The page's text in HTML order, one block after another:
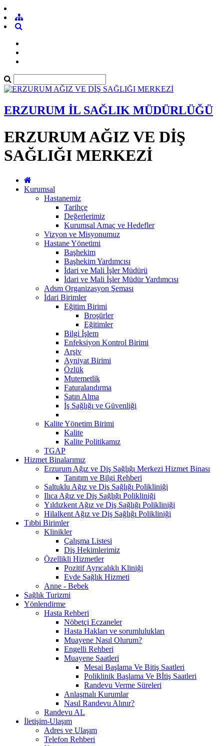
ERZURUM İL SAĞLIK MÜDÜRLÜĞÜ
ERZURUM AĞIZ VE DİŞ
SAĞLIĞI MERKEZİ
Kurumsal
Hastanemiz
Tarihçe
Değerlerimiz
Kurumsal Amaç ve Hedefler
Vizyon ve Misyonumuz
Hastane Yönetimi
Başhekim
Başhekim Yardımcısı
İdari ve Mali İşler Müdürü
İdari ve Mali İşler Müdür Yardımcısı
Adsm Organizasyon Şeması
İdari Birimler
Eğitim Birimi
Broşürler
Eğitimler
Bilgi İşlem
Enfeksiyon Kontrol Birimi
Arşiv
Ayniyat Birimi
Özlük
Mutemetlik
Faturalandırma
Satın Alma
İş Sağlığı ve Güvenliği
Kalite Yönetim Birimi
Kalite
Kalite Politikamız
TGAP
Hizmet Binalarımız
Erzurum Ağız ve Diş Sağlığı Merkezi Hizmet Binası
Tanıtım ve Bilgi Rehberi
Saltuklu Ağız ve Diş Sağlığı Polikliniği
Ilıca Ağız ve Diş Sağlığı Polikliniği
Yıldızkent Ağız ve Diş Sağlığı Polikliniği
Hilalkent Ağız ve Diş Sağlığı Polikliniği
Tıbbi Birimler
Klinikler
Çalışma Listesi
Diş Hekimlerimiz
Özellikli Hizmetler
Pozitif Ayrıcalıklı Kliniği
Evde Sağlık Hizmeti
Anne - Bebek
Sağlık Turizmi
Yönlendirme
Hasta Rehberi
Nöbetçi Eczaneler
Hasta Hakları ve sorumlulukları
Muayene Nasıl Olurum?
Engelli Rehberi
Muayene Saatleri
Mesai Başlama Ve Bitiş Saatleri
Poliklinik Başlama Ve Bİtiş Saatleri
Randevu Verme Süreleri
Anlaşmalı Kurumlar
Nasıl Randevu Alınır?
Randevu AL
İletişim-Ulaşım
Adres ve Ulaşım
Telefon Rehberi